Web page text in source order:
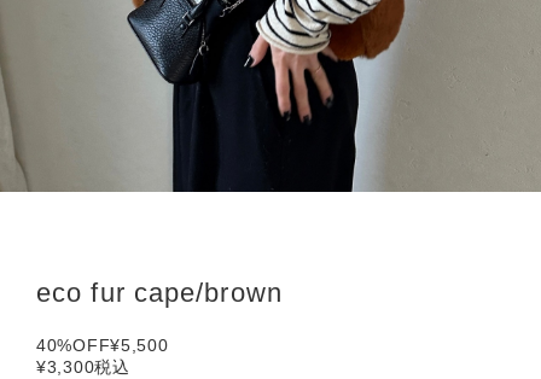
eco fur cape/brown
40%OFF¥5,500
¥3,300税込